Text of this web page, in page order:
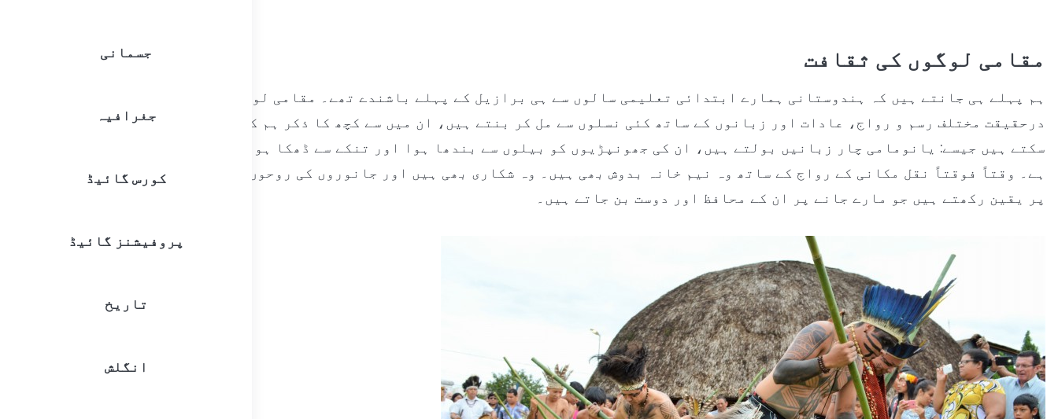
جسمانی
جغرافیہ
کورس گائیڈ
پروفیشنز گائیڈ
تاریخ
انگلش
مقامی لوگوں کی ثقافت
ہم پہلے ہی جانتے ہیں کہ ہندوستانی ہمارے ابتدائی تعلیمی سالوں سے ہی برازیل کے پہلے باشندے تھے۔ مقامی لوگ
درحقیقت مختلف رسم و رواج، عادات اور زبانوں کے ساتھ کئی نسلوں سے مل کر بنتے ہیں، ان میں سے کچھ کا ذکر ہم کر
سکتے ہیں جیسے: یانومامی چار زبانیں بولتے ہیں، ان کی جھونپڑیوں کو بیلوں سے بندھا ہوا اور تنکے سے ڈھکا ہوا
ہے۔ وقتاً فوقتاً نقل مکانی کے رواج کے ساتھ وہ نیم خانہ بدوش بھی ہیں۔ وہ شکاری بھی ہیں اور جانوروں کی روحوں
پر یقین رکھتے ہیں جو مارے جانے پر ان کے محافظ اور دوست بن جاتے ہیں۔